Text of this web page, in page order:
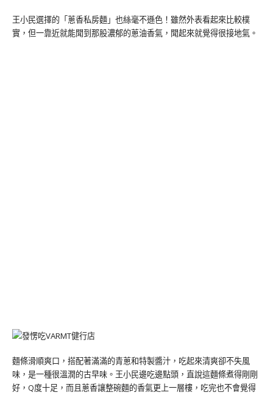
王小民選擇的「蔥香私房麵」也絲毫不遜色！雖然外表看起來比較樸
實，但一靠近就能聞到那股濃郁的蔥油香氣，聞起來就覺得很接地氣。
麵條滑順爽口，搭配著滿滿的青蔥和特製醬汁，吃起來清爽卻不失風
味，是一種很溫潤的古早味。王小民邊吃邊點頭，直說這麵條煮得剛剛
好，Q度十足，而且蔥香讓整碗麵的香氣更上一層樓，吃完也不會覺得